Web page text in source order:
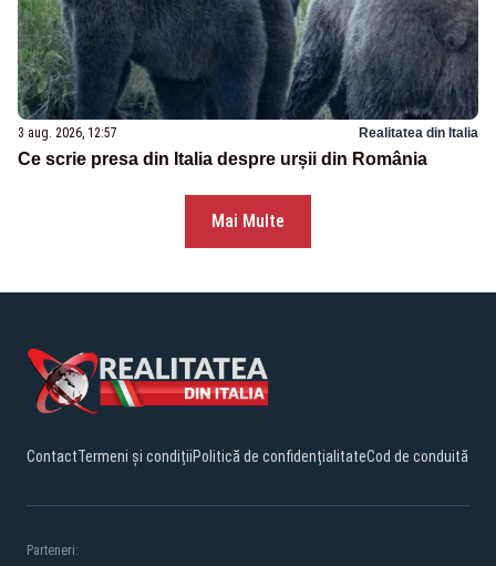
3 aug. 2026, 12:57 Realitatea din Italia
Ce scrie presa din Italia despre urșii din România
Mai Multe
ContactTermeni și condițiiPolitică de confidențialitateCod de conduită
Parteneri: